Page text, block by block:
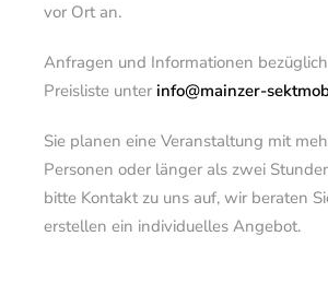
vor Ort an.
Anfragen und Informationen
Preisliste unter info@mainzer-
Sie planen eine Veranstaltung mit
Personen oder länger als zwei
bitte Kontakt zu uns auf, wir beraten
erstellen ein individuelles Angebot.